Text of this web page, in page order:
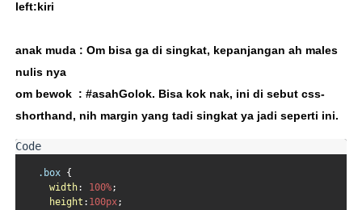
left:kiri
anak muda : Om bisa ga di singkat, kepanjangan ah males
nulis nya
om bewok : #asahGolok. Bisa kok nak, ini di sebut css-
shorthand, nih margin yang tadi singkat ya jadi seperti ini.
.box {
width: 100%;
height : 100px;